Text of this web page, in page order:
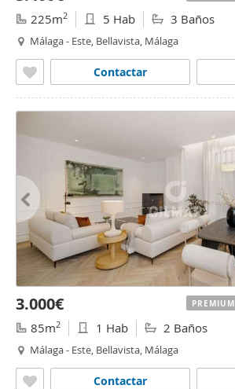
225m2 5 Hab 3 Baños
Málaga - Este, Bellavista, Málaga
Contactar
3.000€
85m2 1 Hab 2 Baños
Málaga - Este, Bellavista, Málaga
Contactar
PREMIUM